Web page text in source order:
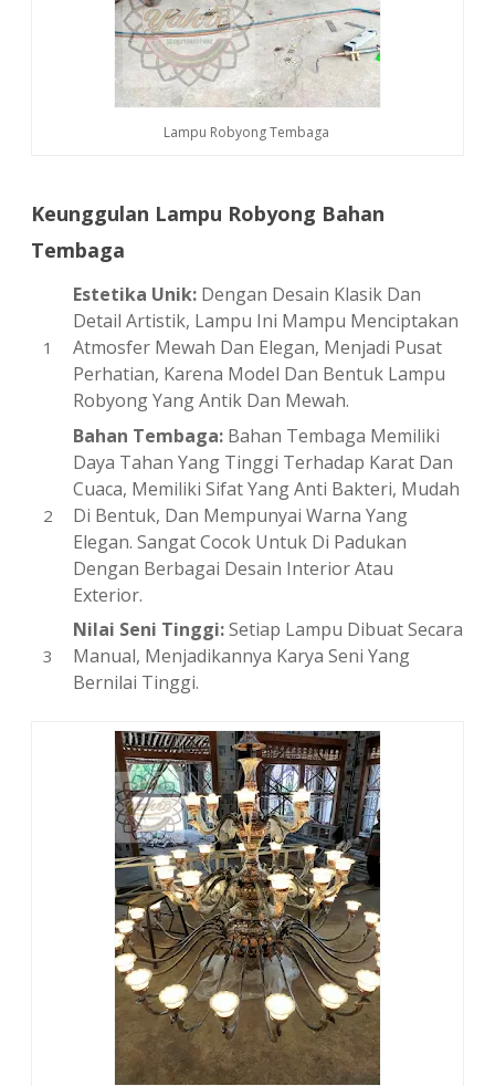
Lampu Robyong Tembaga
Keunggulan Lampu Robyong Bahan
Tembaga
Estetika Unik:Dengan Desain Klasik Dan
Detail Artistik, Lampu Ini Mampu Menciptakan
Atmosfer Mewah Dan Elegan, Menjadi Pusat
Perhatian, Karena Model Dan Bentuk Lampu
Robyong Yang Antik Dan Mewah.
Bahan Tembaga:Bahan Tembaga Memiliki
Daya Tahan Yang Tinggi Terhadap Karat Dan
Cuaca, Memiliki Sifat Yang Anti Bakteri, Mudah
Di Bentuk, Dan Mempunyai Warna Yang
Elegan. Sangat Cocok Untuk Di Padukan
Dengan Berbagai Desain Interior Atau
Exterior.
Nilai Seni Tinggi:Setiap Lampu Dibuat Secara
Manual, Menjadikannya Karya Seni Yang
Bernilai Tinggi.